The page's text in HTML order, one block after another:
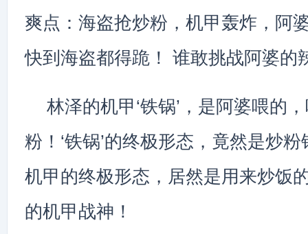
爽点：海盗抢炒粉，机甲轰炸，阿
快到海盗都得跪！ 谁敢挑战阿婆的
林泽的机甲‘铁锅’，是阿婆喂的
粉！‘铁锅’的终极形态，竟然是炒
机甲的终极形态，居然是用来炒饭
的机甲战神！